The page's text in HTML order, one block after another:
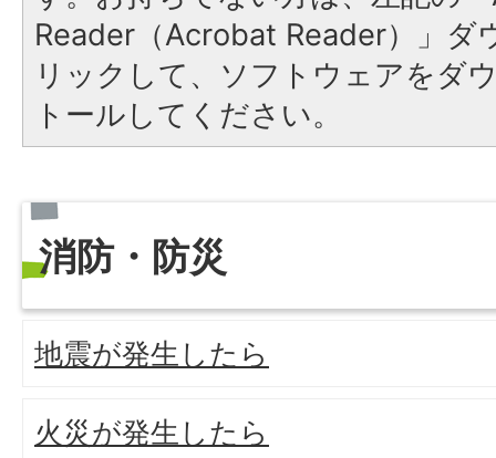
Reader（Acrobat Reader）」ダ
リックして、ソフトウェアをダ
トールしてください。
消防・防災
地震が発生したら
火災が発生したら